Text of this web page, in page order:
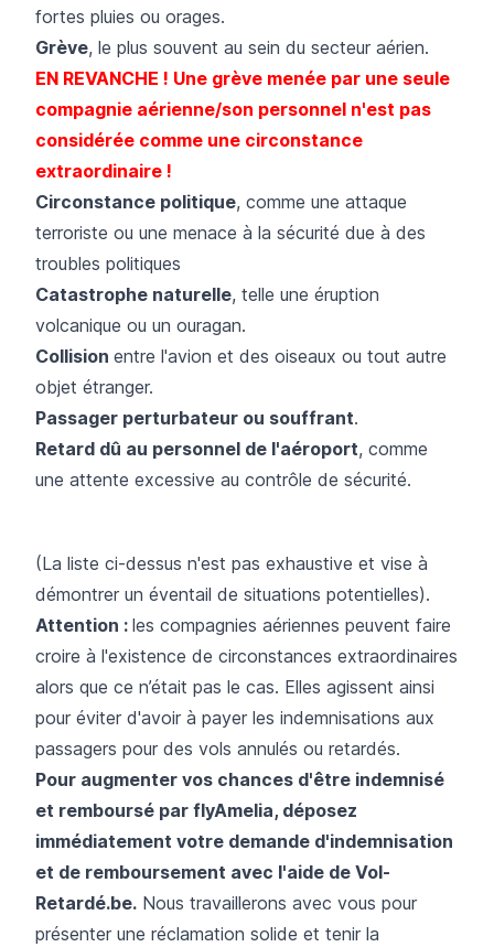
fortes pluies ou orages.
Grève, le plus souvent au sein du secteur aérien.
EN REVANCHE ! Une grève menée par une seule
compagnie aérienne/son personnel n'est pas
considérée comme une circonstance
extraordinaire !
Circonstance politique, comme une attaque
terroriste ou une menace à la sécurité due à des
troubles politiques
Catastrophe naturelle, telle une éruption
volcanique ou un ouragan.
Collision entre l'avion et des oiseaux ou tout autre
objet étranger.
Passager perturbateur ou souffrant.​
Retard dû au personnel de l'aéroport, comme
une attente excessive au contrôle de sécurité.
(La liste ci-dessus n'est pas exhaustive et vise à
démontrer un éventail de situations potentielles).
Attention : les compagnies aériennes peuvent faire
croire à l'existence de circonstances extraordinaires
alors que ce n’était pas le cas. Elles agissent ainsi
pour éviter d'avoir à payer les indemnisations aux
passagers pour des vols annulés ou retardés.
Pour augmenter vos chances d'être indemnisé
et remboursé par flyAmelia, déposez
immédiatement votre demande d'indemnisation
et de remboursement avec l'aide de Vol-
Retardé.be. Nous travaillerons avec vous pour
présenter une réclamation solide et tenir la